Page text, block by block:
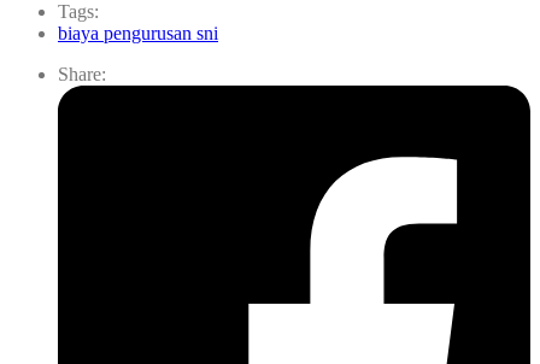
Tags:
biaya pengurusan sni
Share: